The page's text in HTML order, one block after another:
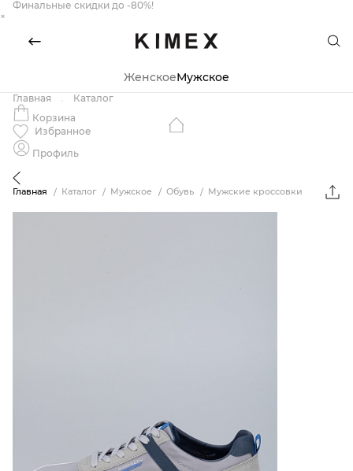
Финальные скидки до -80%!
×
ЖенскоеМужское
Главная
Каталог
Корзина
Избранное
Профиль
Главная Каталог Мужское Обувь Мужские кроссовки